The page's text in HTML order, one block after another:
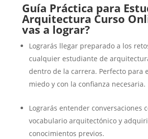
Guía Práctica para
Arquitectura Curso
vas a lograr?
Lograrás llegar preparado a los
cualquier estudiante de
dentro de la carrera. Perfecto para
miedo y con la confianza necesaria.
Lograrás entender conversaciones
vocabulario arquitectónico y
conocimientos previos.